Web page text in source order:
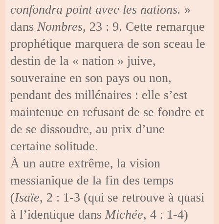
confondra point avec les nations. »
dansNombres, 23 : 9. Cette remarque
prophétique marquera de son sceau le
destin de la « nation » juive,
souveraine en son pays ou non,
pendant des millénaires : elle s’est
maintenue en refusant de se fondre et
de se dissoudre, au prix d’une
certaine solitude.
À un autre extrême, la vision
messianique de la fin des temps
(Isaïe, 2 : 1-3 (qui se retrouve à quasi
à l’identique dansMichée, 4 : 1-4)